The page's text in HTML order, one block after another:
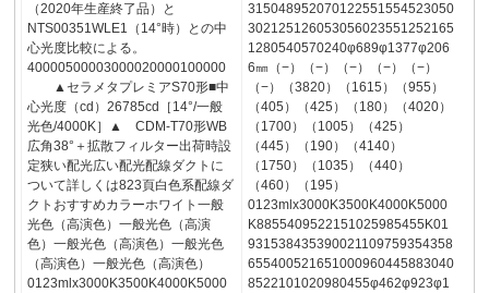
（2020年生産終了品）と
NTS00351WLE1（14°時）との中
心光度比較による。
40000500003000020000100000
▲セラメタプレミアS70形■中
心光度（cd）26785cd［14°/一般
光色/4000K］▲ CDM-T70形WB
広角38°＋拡散フィルター出荷時設
定狭い配光広い配光配線ダクトに
ついて詳しくは823頁白色系配線ダ
クトおすすめカラーホワイト一般
光色（高演色）一般光色（高演
色）一般光色（高演色）一般光色
（高演色）一般光色（高演色）
0123mlx3000K3500K4000K5000
315048952070122551554523050
302125126053056023551252165
1280540570240φ689φ1377φ206
6㎜（−）（−）（−）（−）（−）
（−）（3820）（1615）（955）
（405）（425）（180）（4020）
（1700）（1005）（425）
（445）（190）（4140）
（1750）（1035）（440）
（460）（195）
0123mlx3000K3500K4000K5000
K8855409522151025985455K01
931538435390021109759354358
655400521651000960445883040
8522101020980455φ462φ923φ1